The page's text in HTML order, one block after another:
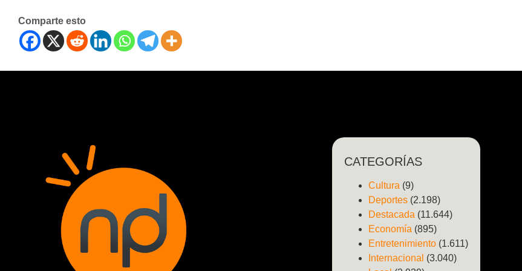
Comparte esto
CATEGORÍAS
Cultura (9)
Deportes (2.198)
Destacada (11.644)
Economía (895)
Entretenimiento (1.611)
Internacional (3.040)